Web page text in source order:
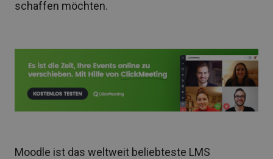
schaffen möchten.
Moodle ist das weltweit beliebteste LMS